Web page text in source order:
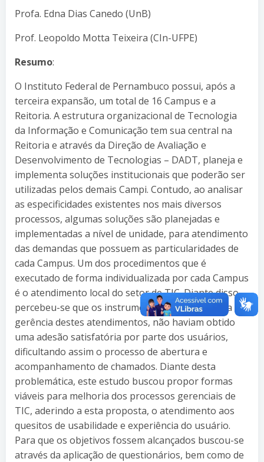
Profa. Edna Dias Canedo (UnB)
Prof. Leopoldo Motta Teixeira (CIn-UFPE)
Resumo:
O Instituto Federal de Pernambuco possui, após a
terceira expansão, um total de 16 Campus e a
Reitoria. A estrutura organizacional de Tecnologia
da Informação e Comunicação tem sua central na
Reitoria e através da Direção de Avaliação e
Desenvolvimento de Tecnologias – DADT, planeja e
implementa soluções institucionais que poderão ser
utilizadas pelos demais Campi. Contudo, ao analisar
as especificidades existentes nos mais diversos
processos, algumas soluções são planejadas e
implementadas a nível de unidade, para atendimento
das demandas que possuem as particularidades de
cada Campus. Um dos procedimentos que é
executado de forma individualizada por cada Campus
é o atendimento local do setor de TIC. Diante disso
percebeu-se que os instrumentos utilizados para
gerência destes atendimentos, não haviam obtido
uma adesão satisfatória por parte dos usuários,
dificultando assim o processo de abertura e
acompanhamento de chamados. Diante desta
problemática, este estudo buscou propor formas
viáveis para melhoria dos processos gerenciais de
TIC, aderindo a esta proposta, o atendimento aos
quesitos de usabilidade e experiência do usuário.
Para que os objetivos fossem alcançados buscou-se
através da aplicação de questionários, bem como de